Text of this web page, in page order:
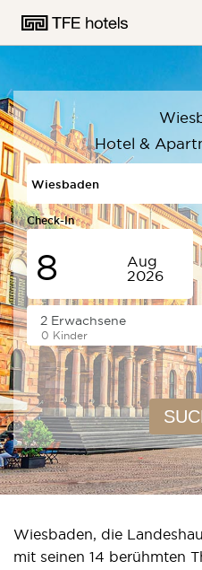
Hotel &
Check-In
Samstag
8
Aug
2026
0 Kinder
Wiesbaden, die
mit seinen 14 berühmten